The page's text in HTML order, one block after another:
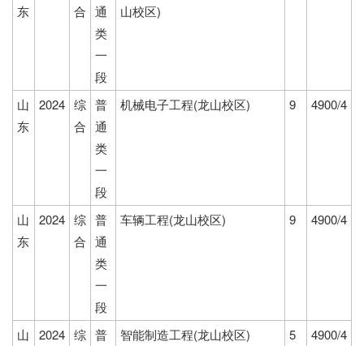
东 合 通
类
一
段
山校区)
山
东
2024 综
合
普
通
类
一
段
机械电子工程(龙山校区) 9 4900/4
山
东
2024 综
合
普
通
类
一
段
车辆工程(龙山校区) 9 4900/4
山
2024 综 普
智能制造工程(龙山校区) 5 4900/4